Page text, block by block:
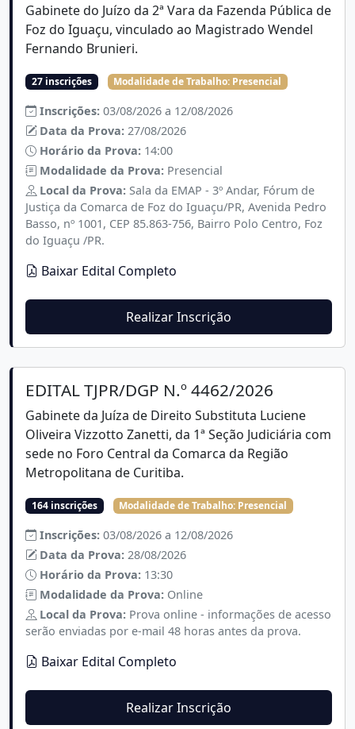
Gabinete do Juízo da 2ª Vara da Fazenda Pública de
Foz do Iguaçu, vinculado ao Magistrado Wendel
Fernando Brunieri.
27 inscrições Modalidade de Trabalho: Presencial
Inscrições: 03/08/2026 a 12/08/2026
Data da Prova: 27/08/2026
Horário da Prova: 14:00
Modalidade da Prova: Presencial
Local da Prova: Sala da EMAP - 3º Andar, Fórum de
Justiça da Comarca de Foz do Iguaçu/PR, Avenida Pedro
Basso, nº 1001, CEP 85.863-756, Bairro Polo Centro, Foz
do Iguaçu /PR.
Baixar Edital Completo
Realizar Inscrição
EDITAL TJPR/DGP N.º 4462/2026
Gabinete da Juíza de Direito Substituta Luciene
Oliveira Vizzotto Zanetti, da 1ª Seção Judiciária com
sede no Foro Central da Comarca da Região
Metropolitana de Curitiba.
164 inscrições Modalidade de Trabalho: Presencial
Inscrições: 03/08/2026 a 12/08/2026
Data da Prova: 28/08/2026
Horário da Prova: 13:30
Modalidade da Prova: Online
Local da Prova: Prova online - informações de acesso
serão enviadas por e-mail 48 horas antes da prova.
Baixar Edital Completo
Realizar Inscrição